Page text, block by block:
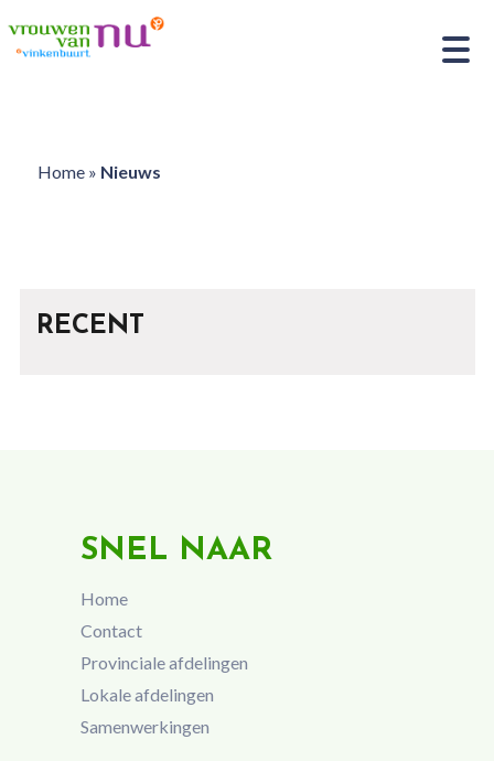
Home» Nieuws
RECENT
SNEL NAAR
Home
Contact
Provinciale afdelingen
Lokale afdelingen
Samenwerkingen